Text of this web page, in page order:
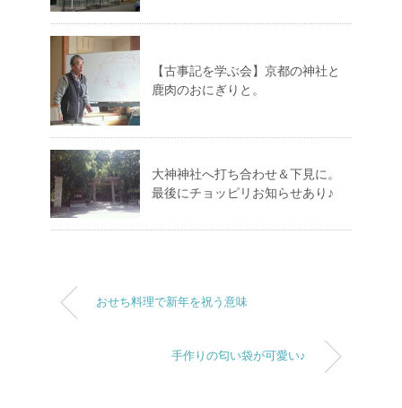
【古事記を学ぶ会】京都の神社と
鹿肉のおにぎりと。
大神神社へ打ち合わせ＆下見に。
最後にチョッピリお知らせあり♪
おせち料理で新年を祝う意味
手作りの匂い袋が可愛い♪